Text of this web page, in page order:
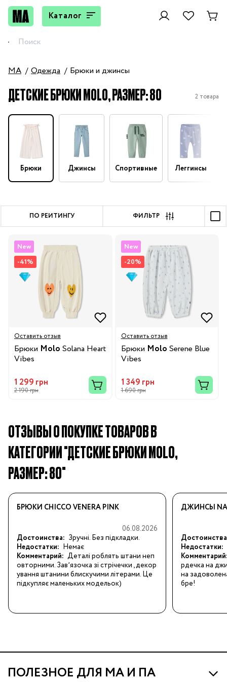
Каталог
MA Одежда Брюки и джинсы
ДЕТСКИЕ БРЮКИ MOLO, РАЗМЕР: 80 2 товара
Брюки Джинсы Спортивные Леггинсы
ПО РЕЙТИНГУ ФИЛЬТР
New
-41%
Оставить отзыв
Брюки Molo Solana Heart
Vibes
1 299 грн
2 190 грн
New
-20%
Оставить отзыв
Брюки Molo Serene Blue
Vibes
1 349 грн
1 690 грн
ОТЗЫВЫ О ПОКУПКЕ ТОВАРОВ В
КАТЕГОРИИ "ДЕТСКИЕ БРЮКИ MOLO,
РАЗМЕР: 80"
БРЮКИ CHICCO VENERA PINK
06.08.2026
Достоинства: Зручні. Без підкладки.
Недостатки: Немає
Комментарий: Деталі роблять штани неп
овторними. Завʼязочка зі стрічечки , декор
ування штанини блискучими літерами. Це
підкупляє маленьких модельок)
ДЖИНСЫ
Недостатки:
рдечка на
на
бре!
ПОЛЕЗНОЕ ДЛЯ МА И ПА